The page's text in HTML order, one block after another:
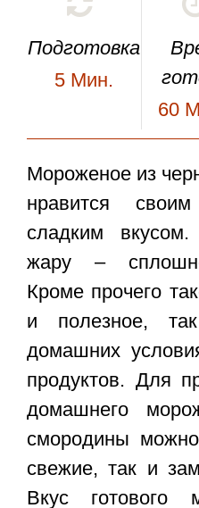
Подготовка
5 Мин.
60
Мороженое из
нравится
сладким
жару –
Кроме прочего
и полезное,
домашних
продуктов. Для
домашнего
смородины
свежие, так и
Вкус готового